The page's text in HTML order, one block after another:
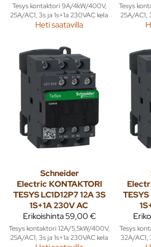
Tesys kontaktori 9A/4kW/400V,
25A/AC1, 3s ja 1s+1a 230VAC kela
Heti saatavilla
Tesys
25A/AC1,
Schneider
Electric KONTAKTORI
TESYS LC1D12P7 12A 3S
1S+1A 230V AC
Erikoishinta59,00 €
Tesys kontaktori 12A/5,5kW/400V,
25A/AC1, 3s ja 1s+1a 230VAC kela
TESYS
Tesys
32A/AC1,